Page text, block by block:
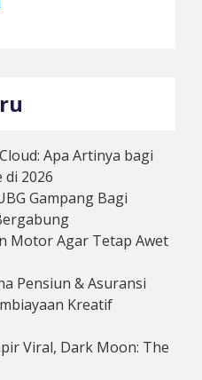
Apa Artinya bagi
di 2026
Gampang Bagi
Motor Agar Tetap Awet
Pensiun & Asuransi
Kreatif
Viral, Dark Moon: The